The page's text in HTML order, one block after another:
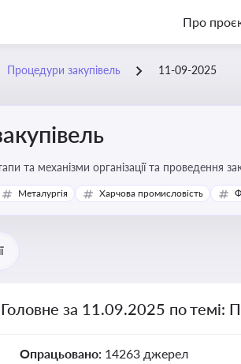
Про
Процедури закупівель 11-09-2025
та механізми організації та проведення
Металургія Харчова промисловість
Головне за 11.09.2025 по темі:
Опрацьовано: 14263 джерел